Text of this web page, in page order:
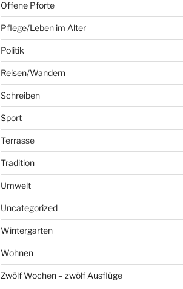
Offene Pforte
Pflege/Leben im Alter
Politik
Reisen/Wandern
Schreiben
Sport
Terrasse
Tradition
Umwelt
Uncategorized
Wintergarten
Wohnen
Zwölf Wochen – zwölf Ausflüge